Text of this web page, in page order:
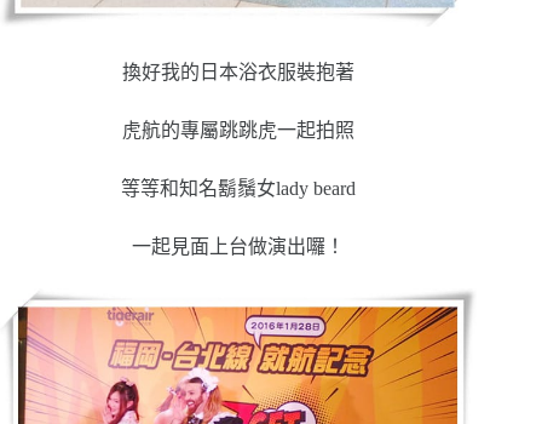
換好我的日本浴衣服裝抱著
虎航的專屬跳跳虎一起拍照
等等和知名鬍鬚女lady beard
一起見面上台做演出囉！